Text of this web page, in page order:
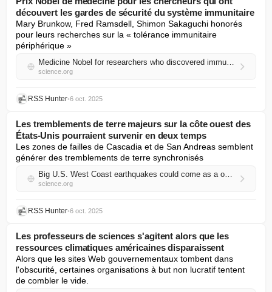
découvert les gardes de sécurité du système immunitaire
Mary Brunkow, Fred Ramsdell, Shimon Sakaguchi honorés
pour leurs recherches sur la « tolérance immunitaire
périphérique »
Medicine Nobel for researchers who discovered immune system's security guards
science.org
RSS Hunter•6 oct. 2025
Les tremblements de terre majeurs sur la côte ouest des
États-Unis pourraient survenir en deux temps
Les zones de failles de Cascadia et de San Andreas semblent
générer des tremblements de terre synchronisés
Big U.S. West Coast earthquakes could come as a one-two punch
science.org
RSS Hunter•6 oct. 2025
Les professeurs de sciences s'agitent alors que les
ressources climatiques américaines disparaissent
Alors que les sites Web gouvernementaux tombent dans
l'obscurité, certaines organisations à but non lucratif tentent
de combler le vide.